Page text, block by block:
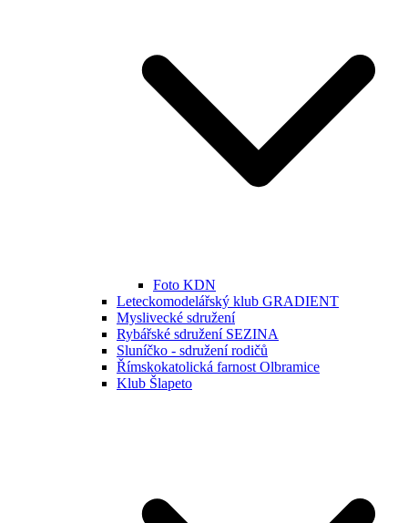
Foto KDN
Leteckomodelářský klub GRADIENT
Myslivecké sdružení
Rybářské sdružení SEZINA
Sluníčko - sdružení rodičů
Římskokatolická farnost Olbramice
Klub Šlapeto